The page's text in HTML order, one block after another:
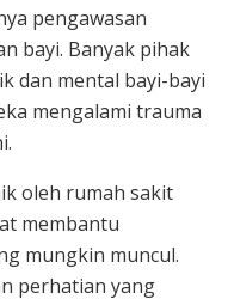
pengawasan
bayi. Banyak pihak
dan mental bayi-bayi
mengalami trauma
oleh rumah sakit
membantu
mungkin muncul.
perhatian yang